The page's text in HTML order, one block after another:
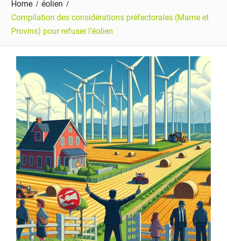
Home
éolien
Compilation des considérations préfectorales (Marne et
Provins) pour refuser l’éolien